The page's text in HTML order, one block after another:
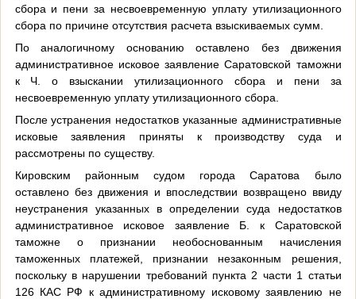
сбора и пени за несвоевременную уплату утилизационного
сбора по причине отсутствия расчета взыскиваемых сумм.
По аналогичному основанию оставлено без движения
административное исковое заявление Саратовской таможни
к Ч. о взыскании утилизационного сбора и пени за
несвоевременную уплату утилизационного сбора.
После устранения недостатков указанные административные
исковые заявления приняты к производству суда и
рассмотрены по существу.
Кировским районным судом города Саратова было
оставлено без движения и впоследствии возвращено ввиду
неустранения указанных в определении суда недостатков
административное исковое заявление Б. к Саратовской
таможне о признании необоснованным начисления
таможенных платежей, признании незаконным решения,
поскольку в нарушении требований пункта 2 части 1 статьи
126 КАС РФ к административному исковому заявлению не